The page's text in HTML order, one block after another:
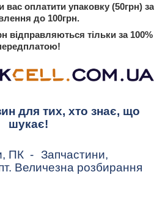
оплатити упаковку (50грн) за
до 100грн.
відправляються тільки за 100%
для тих, хто знає, що
шукає!
ПК - Запчастини,
Величезна розбирання